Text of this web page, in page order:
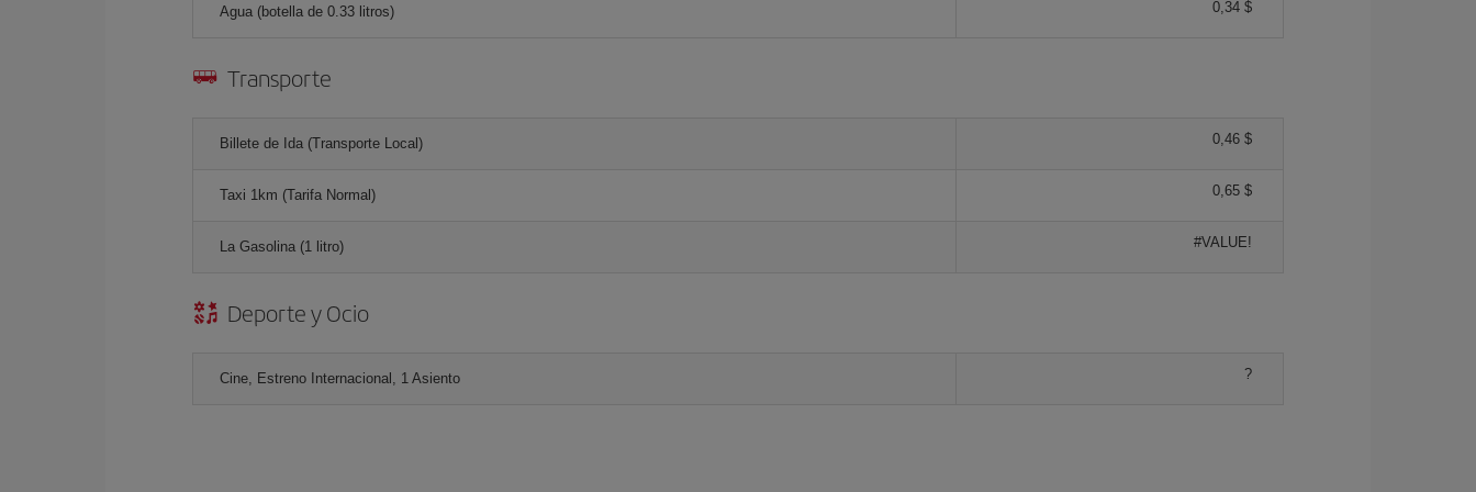
Agua (botella de 0.33 litros) 0,34 $
Transporte
Billete de Ida (Transporte Local) 0,46 $
Taxi 1km (Tarifa Normal) 0,65 $
La Gasolina (1 litro) #VALUE!
Deporte y Ocio
Cine, Estreno Internacional, 1 Asiento ?